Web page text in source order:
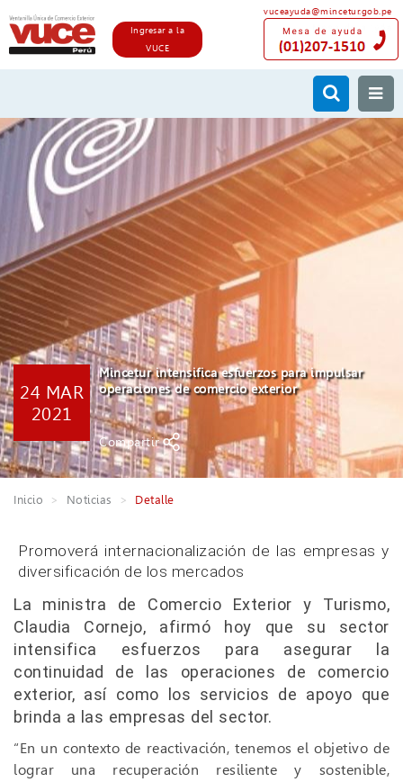
vuceayuda@mincetur.gob.pe
Ingresar a la
VUCE
24 MAR
2021
Mincetur intensifica esfuerzos para impulsar
operaciones de comercio exterior
Compartir
Inicio Noticias Detalle
Promoverá internacionalización de las empresas y
diversificación de los mercados
La ministra de Comercio Exterior y Turismo,
Claudia Cornejo, afirmó hoy que su sector
intensifica esfuerzos para asegurar la
continuidad de las operaciones de comercio
exterior, así como los servicios de apoyo que
brinda a las empresas del sector.
“En un contexto de reactivación, tenemos el objetivo de
lograr una recuperación resiliente y sostenible,